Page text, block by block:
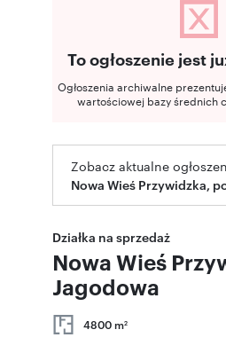
To ogłoszenie jest
Ogłoszenia archiwalne
wartościowej bazy średnich
Zobacz aktualne
Nowa Wieś Przywidzka,
Działka na sprzedaż
Nowa Wieś
Jagodowa
4800 m2